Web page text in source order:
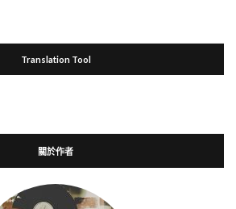
Translation Tool
關於作者